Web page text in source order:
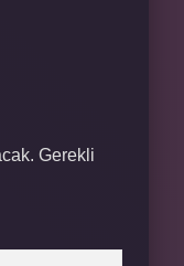
Gerekli